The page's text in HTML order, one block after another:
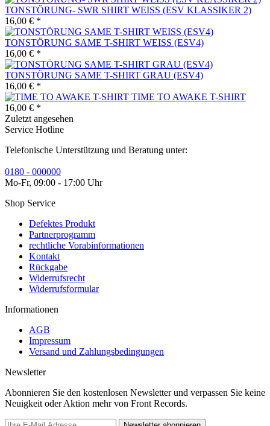
TONSTÖRUNG- SWR SHIRT WEISS (ESV KLASSIKER 2)
16,00 € *
TONSTÖRUNG SAME T-SHIRT WEISS (ESV4)
16,00 € *
TONSTÖRUNG SAME T-SHIRT GRAU (ESV4)
16,00 € *
TIME TO AWAKE T-SHIRT
16,00 € *
Zuletzt angesehen
Service Hotline
Telefonische Unterstützung und Beratung unter:
0180 - 000000
Mo-Fr, 09:00 - 17:00 Uhr
Shop Service
Defektes Produkt
Partnerprogramm
rechtliche Vorabinformationen
Kontakt
Rückgabe
Widerrufsrecht
Widerrufsformular
Informationen
AGB
Impressum
Versand und Zahlungsbedingungen
Newsletter
Abonnieren Sie den kostenlosen Newsletter und verpassen Sie keine
Neuigkeit oder Aktion mehr von Front Records.